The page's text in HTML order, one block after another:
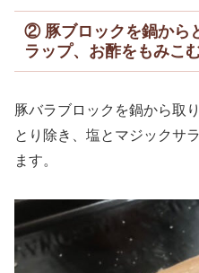
② 豚ブロックを鍋から
ラップ、お酢をもみこ
豚バラブロックを鍋から取
とり除き、塩とマジックサ
ます。